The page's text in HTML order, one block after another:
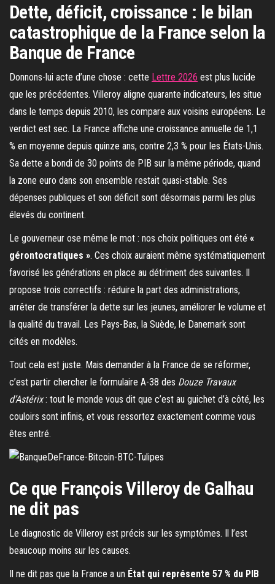
Dette, déficit, croissance : le bilan
catastrophique de la France selon la
Banque de France
Donnons-lui acte d’une chose : cette Lettre 2026 est plus lucide
que les précédentes. Villeroy aligne quarante indicateurs, les situe
dans le temps depuis 2010, les compare aux voisins européens. Le
verdict est sec. La France affiche une croissance annuelle de 1,1
% en moyenne depuis quinze ans, contre 2,3 % pour les États-Unis.
Sa dette a bondi de 30 points de PIB sur la même période, quand
la zone euro dans son ensemble restait quasi-stable. Ses
dépenses publiques et son déficit sont désormais parmi les plus
élevés du continent.
Le gouverneur ose même le mot : nos choix politiques ont été «
gérontocratiques ». Ces choix auraient même systématiquement
favorisé les générations en place au détriment des suivantes. Il
propose trois correctifs : réduire la part des administrations,
arrêter de transférer la dette sur les jeunes, améliorer le volume et
la qualité du travail. Les Pays-Bas, la Suède, le Danemark sont
cités en modèles.
Tout cela est juste. Mais demander à la France de se réformer,
c’est partir chercher le formulaire A-38 des Douze Travaux
d’Astérix: tout le monde vous dit que c’est au guichet d’à côté, les
couloirs sont infinis, et vous ressortez exactement comme vous
êtes entré.
Ce que François Villeroy de Galhau
ne dit pas
Le diagnostic de Villeroy est précis sur les symptômes. Il l’est
beaucoup moins sur les causes.
Il ne dit pas que la France a un État qui représente 57 % du PIB